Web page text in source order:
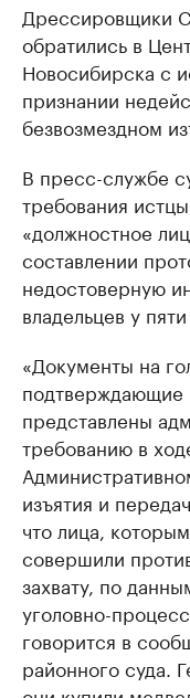
Дрессировщики
обратились в
Новосибирска с
признании
безвозмездном
В пресс-службе
требования
«должностное
составлении
недостоверную
владельцев у
«Документы на
подтверждающие
представлены
требованию в
изъятия и
что лица,
совершили
захвату, по
уголовно-
говорится в
районного суда.